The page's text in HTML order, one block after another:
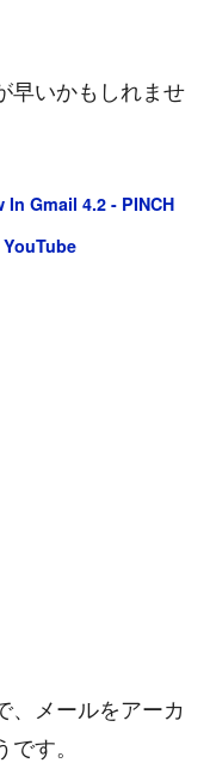
早いかもしれませ
Gmail 4.2 - PINCH
、メールをアーカ
す。